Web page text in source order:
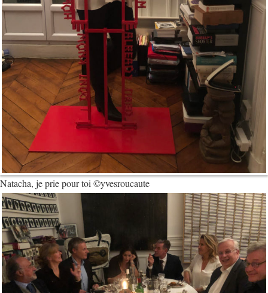
Natacha, je prie pour toi ©yvesroucaute